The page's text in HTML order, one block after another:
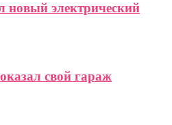
новый электрический
свой гараж